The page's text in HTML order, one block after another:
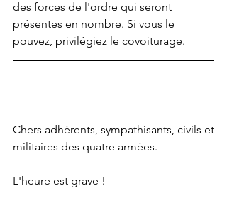
des forces de l'ordre qui seront
présentes en nombre. Si vous le
pouvez, privilégiez le covoiturage.
Chers adhérents, sympathisants, civils et
militaires des quatre armées.
L'heure est grave !